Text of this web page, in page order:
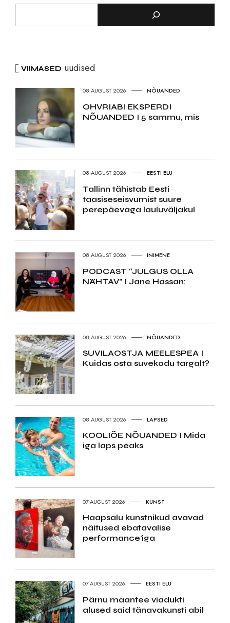
VIIMASED uudised
08.AUGUST 2026 NÕUANDED
OHVRIABI EKSPERDI
NÕUANDED I 5 sammu, mis
08.AUGUST 2026 EESTI ELU
Tallinn tähistab Eesti
taasiseseisvumist suure
perepäevaga lauluväljakul
08.AUGUST 2026 INIMENE
PODCAST “JULGUS OLLA
NÄHTAV” I Jane Hassan:
08.AUGUST 2026 NÕUANDED
SUVILAOSTJA MEELESPEA I
Kuidas osta suvekodu targalt?
08.AUGUST 2026 LAPSED
KOOLIÕE NÕUANDED I Mida
iga laps peaks
07.AUGUST 2026 KUNST
Haapsalu kunstnikud avavad
näitused ebatavalise
performance’iga
07.AUGUST 2026 EESTI ELU
Pärnu maantee viadukti
alused said tänavakunsti abil